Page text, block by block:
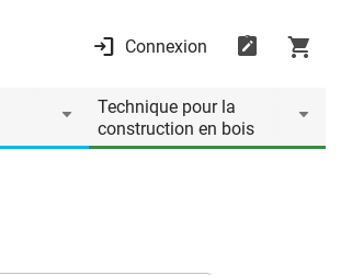
Connexion
Technique pour la
construction en bois